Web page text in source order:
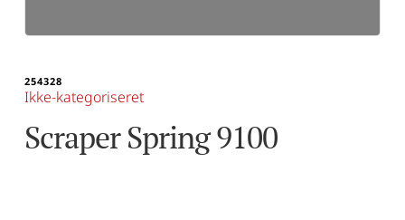
254328
Ikke-kategoriseret
Scraper Spring 9100